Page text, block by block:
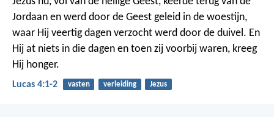
Jordaan en werd door de Geest geleid in de woestijn,
waar Hij veertig dagen verzocht werd door de duivel. En
Hij at niets in die dagen en toen zij voorbij waren, kreeg
Hij honger.
Lucas 4:1-2 vasten verleiding Jezus